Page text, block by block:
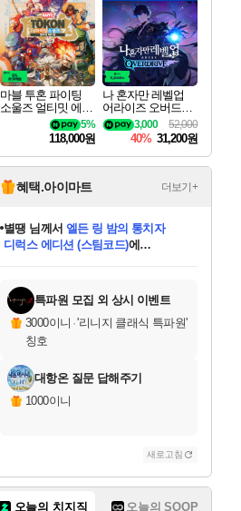
마블 투혼 파이팅
소울즈 얼티밋 에디
션 MARVEL Tokon
Fighting Souls Ultima
5%
118,000원
나 혼자만 레벨업
어라이즈 오버드라
이브 디럭스 에디션
Solo Leveling Arise
Overdrive Deluxe Edi
tion
52,000
3,000
40% 31,200원
혜택.아이마트 더보기+
교환.
별땡 님께서
당첨되셨습니다.
니코 님께서 (본편포함) 데이브 더
다이버 인 더 정글 번들 (스팀코드)
당첨되셨습니다.
당첨되셨습니다.
당첨되셨습니다.
당첨되셨습니다.
당첨되셨습니다.
에디션 (스팀코드)를 교환.
당첨되셨습니다.
특파원 모집 외 상시 이벤트
3000이니 ·'리니지 클래식 특파원'
칭호
대항온 질문 답해주기
1000이니
새로고침
오늘의 치지직 오늘의 SOOP